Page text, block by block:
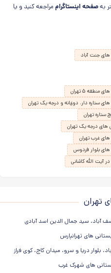
بهصفحه اینستاگرام مراجعه کنید و یا
جنت آباد
۵ تهران
ستاره دار، دوزبانه و درجه یک تهران
تهران
درجه یک تهران
غرب تهران
بلوار فردوس
آیت الله کاشانی
تهران
سید جمال الدین اسد آبادی
های تهرانپارس
دریا و سرو، میدان کاج، کوی فراز
های شهرک غرب